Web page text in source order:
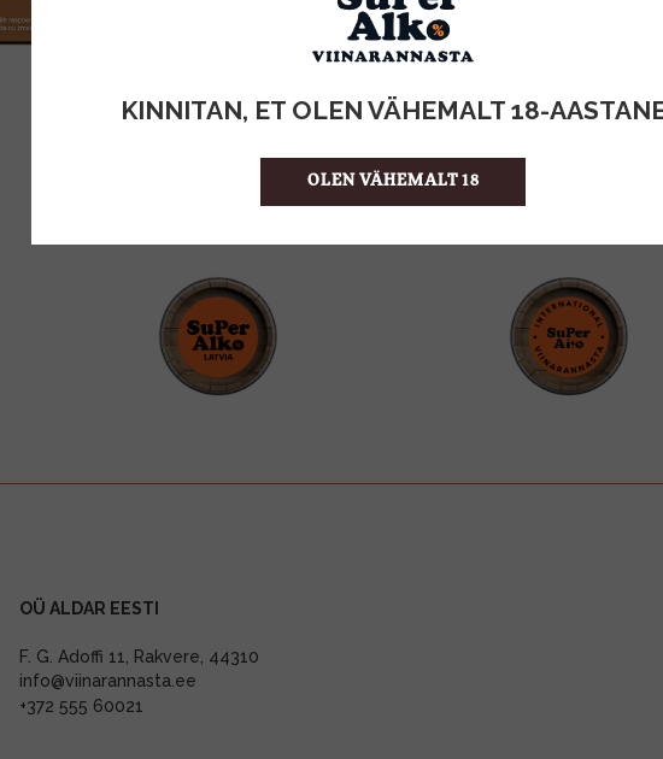
KINNITAN, ET OLEN VÄHEMALT 18-
OLEN VÄHEMALT 18
OÜ ALDAR EESTI
F. G. Adoffi 11, Rakvere, 44310
info@viinarannasta.ee
+372 555 60021